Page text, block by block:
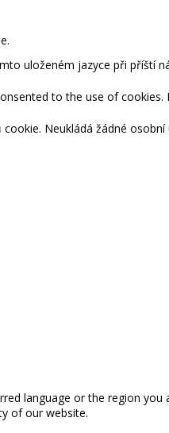
uloženém jazyce při příští
to the use of
Neukládá žádné osobní
language or the region you
of our website.